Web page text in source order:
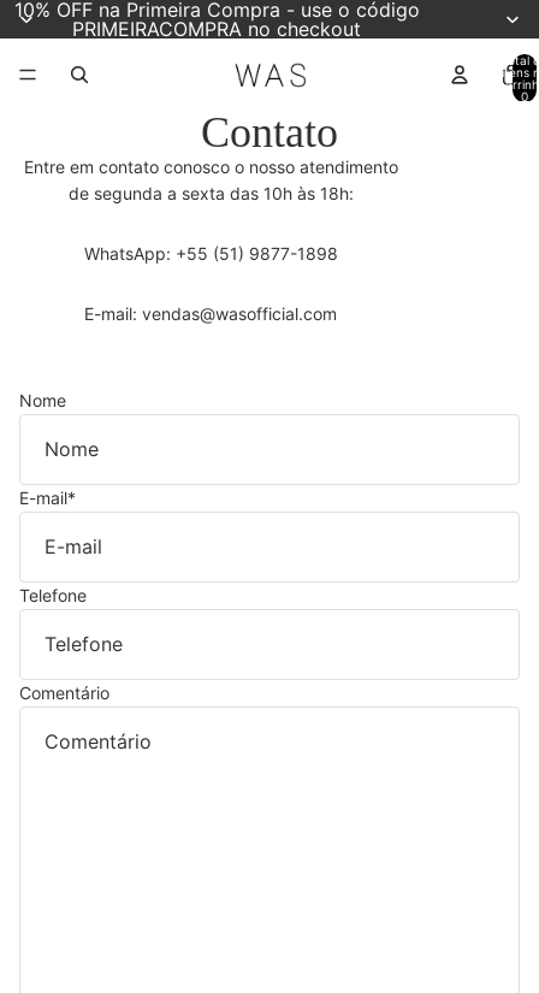
10% OFF na Primeira Compra - use o código
PRIMEIRACOMPRA no checkout
Total
itens
0
Contato
Entre em contato conosco o nosso atendimento
de segunda a sexta das 10h às 18h:
WhatsApp: +55 (51) 9877-1898
E-mail: vendas@wasofficial.com
Nome
E-mail*
Telefone
Comentário